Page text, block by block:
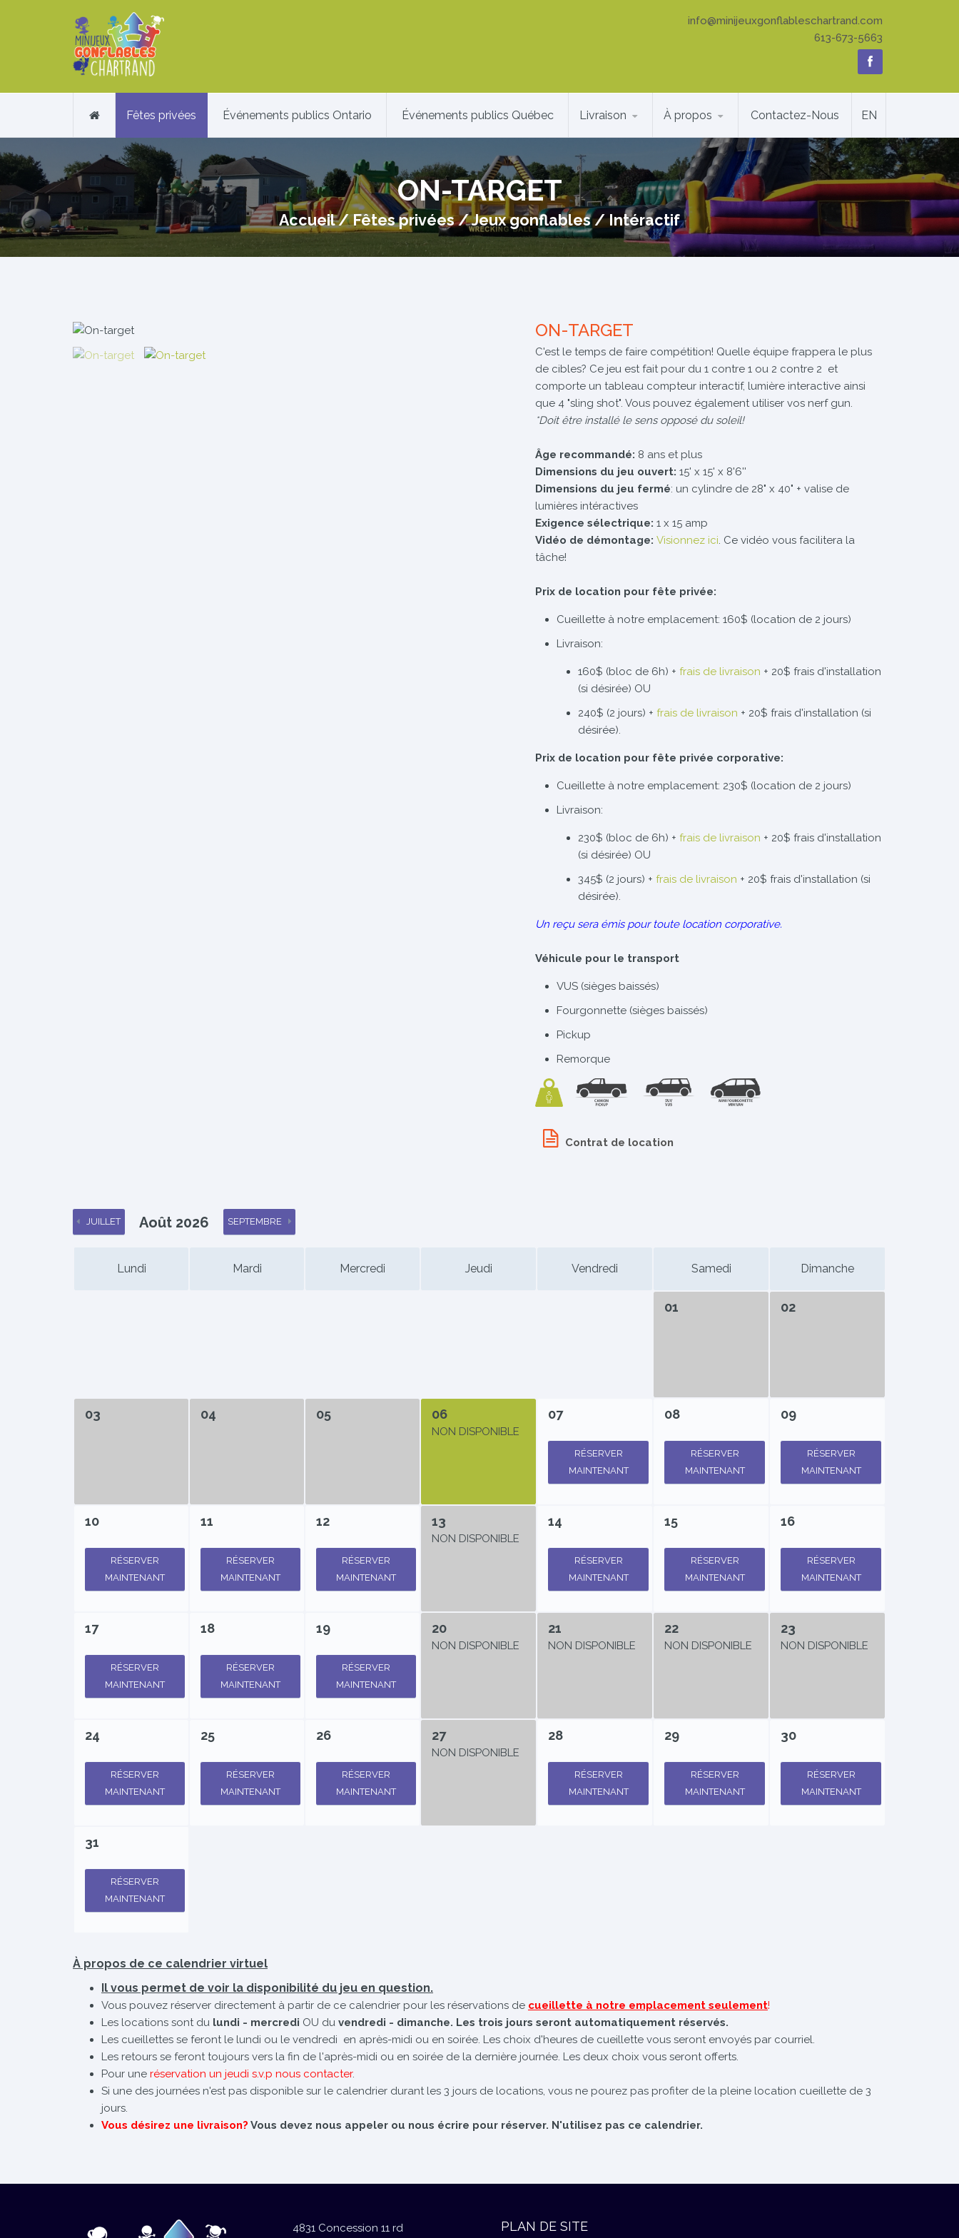
info@minijeuxgonflableschartrand.com
613-673-5663
Fêtes privées Événements publics Ontario Événements publics Québec Livraison À propos Contactez-Nous EN
ON-TARGET
Accueil/Fêtes privées/Jeux gonflables/Intéractif
ON-TARGET
C'est le temps de faire compétition! Quelle équipe frappera le plus
de cibles? Ce jeu est fait pour du 1 contre 1 ou 2 contre 2 et
comporte un tableau compteur interactif, lumière interactive ainsi
que 4 "sling shot". Vous pouvez également utiliser vos nerf gun.
*Doit être installé le sens opposé du soleil!
Âge recommandé: 8 ans et plus
Dimensions du jeu ouvert: 15' x 15' x 8'6''
Dimensions du jeu fermé: un cylindre de 28" x 40" + valise de
lumières intéractives
Exigence sélectrique: 1 x 15 amp
Vidéo de démontage: Visionnez ici. Ce vidéo vous facilitera la
tâche!
Prix de location pour fête privée:
Cueillette à notre emplacement: 160$ (location de 2 jours)
Livraison:
160$ (bloc de 6h) +frais de livraison + 20$ frais d'installation
(si désirée) OU
240$ (2 jours) +frais de livraison + 20$ frais d'installation (si
désirée).
Prix de location pour fête privée corporative:
Cueillette à notre emplacement: 230$ (location de 2 jours)
Livraison:
230$ (bloc de 6h) +frais de livraison + 20$ frais d'installation
(si désirée) OU
345$ (2 jours) +frais de livraison + 20$ frais d'installation (si
désirée).
Un reçu sera émis pour toute location corporative.
Véhicule pour le transport
VUS (sièges baissés)
Fourgonnette (sièges baissés)
Pickup
Remorque
Contrat de location
JUILLET Août 2026 SEPTEMBRE
Lundi Mardi Mercredi Jeudi Vendredi Samedi Dimanche
01 02
03 04 05 06
NON DISPONIBLE
07
RÉSERVER
MAINTENANT
08
RÉSERVER
MAINTENANT
09
RÉSERVER
MAINTENANT
10
RÉSERVER
MAINTENANT
11
RÉSERVER
MAINTENANT
12
RÉSERVER
MAINTENANT
13
NON DISPONIBLE
14
RÉSERVER
MAINTENANT
15
RÉSERVER
MAINTENANT
16
RÉSERVER
MAINTENANT
17
RÉSERVER
MAINTENANT
18
RÉSERVER
MAINTENANT
19
RÉSERVER
MAINTENANT
20
NON DISPONIBLE
21
NON DISPONIBLE
22
NON DISPONIBLE
23
NON DISPONIBLE
24
RÉSERVER
MAINTENANT
25
RÉSERVER
MAINTENANT
26
RÉSERVER
MAINTENANT
27
NON DISPONIBLE
28
RÉSERVER
MAINTENANT
29
RÉSERVER
MAINTENANT
30
RÉSERVER
MAINTENANT
31
RÉSERVER
MAINTENANT
À propos de ce calendrier virtuel
Il vous permet de voir la disponibilité du jeu en question.
Vous pouvez réserver directement à partir de ce calendrier pour les réservations de cueillette à notre emplacement seulement!
Les locations sont du lundi - mercredi OU du vendredi - dimanche. Les trois jours seront automatiquement réservés.
Les cueillettes se feront le lundi ou le vendredi en après-midi ou en soirée. Les choix d'heures de cueillette vous seront envoyés par courriel.
Les retours se feront toujours vers la fin de l'après-midi ou en soirée de la dernière journée. Les deux choix vous seront offerts.
Pour une réservation un jeudi s.v.p nous contacter.
Si une des journées n'est pas disponible sur le calendrier durant les 3 jours de locations, vous ne pourez pas profiter de la pleine location cueillette de 3
jours.
Vous désirez une livraison? Vous devez nous appeler ou nous écrire pour réserver. N'utilisez pas ce calendrier.
4831 Concession 11 rd PLAN DE SITE